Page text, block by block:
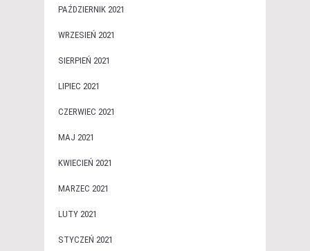
PAŹDZIERNIK 2021
WRZESIEŃ 2021
SIERPIEŃ 2021
LIPIEC 2021
CZERWIEC 2021
MAJ 2021
KWIECIEŃ 2021
MARZEC 2021
LUTY 2021
STYCZEŃ 2021